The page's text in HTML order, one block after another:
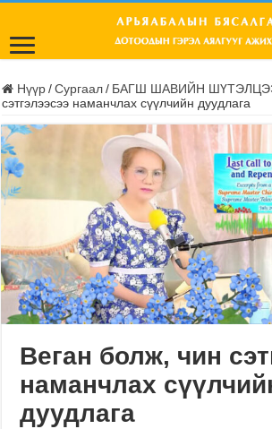
Нүүр / Сургаал / БАГШ ШАВИЙН
сэтгэлээсээ наманчлах сүүлчийн дуудлага
Веган болж, чин
наманчлах
дуудлага